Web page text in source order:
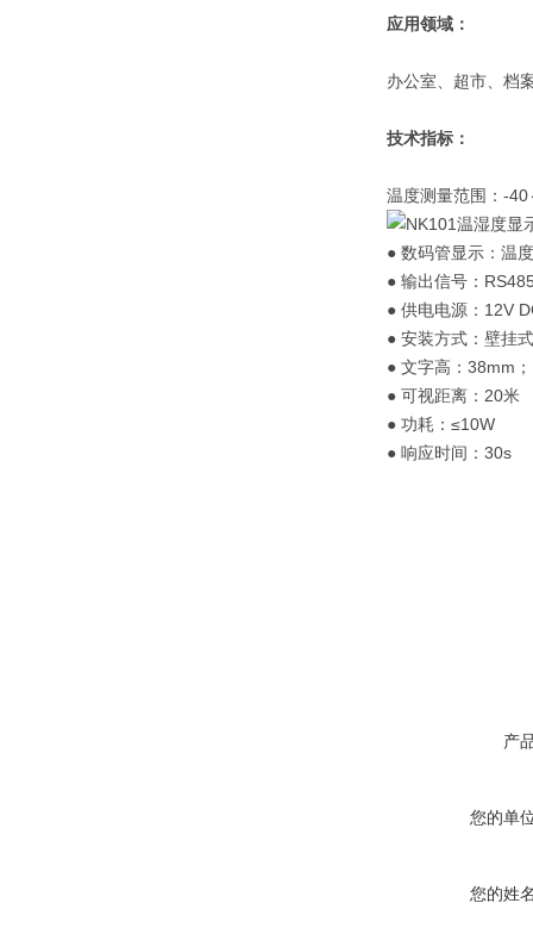
应用领域：
办公室、超市、档
技术指标：
温度测量范围：-
● 数码管显示：温
● 输出信号：
● 供电电源：12V
● 安装方式：壁挂式
● 文字高：38mm；
● 可视距离：20米
● 功耗：≤10W
● 响应时间：30s
产
您的单
您的姓